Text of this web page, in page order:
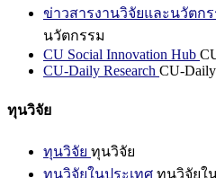
ข่าวสารงานวิจัยและนวัตกร
นวัตกรรม
CU Social Innovation Hub
CU-Daily Research CU-Daily
ทุนวิจัย
ทุนวิจัย ทุนวิจัย
ทุนวิจัยในประเทศ ทุนวิจัยใ